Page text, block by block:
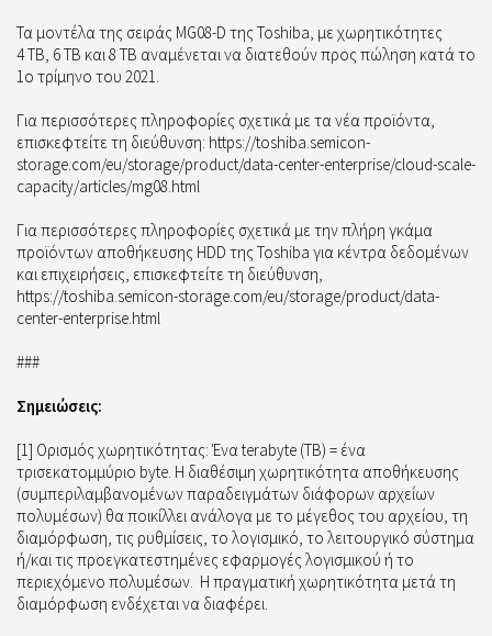
Τα μοντέλα της σειράς MG08-D της Toshiba, με χωρητικότητες
4 TB, 6 TB και 8 TB αναμένεται να διατεθούν προς πώληση κατά το
1ο τρίμηνο του 2021.
Για περισσότερες πληροφορίες σχετικά με τα νέα προϊόντα,
επισκεφτείτε τη διεύθυνση: https://toshiba.semicon-
storage.com/eu/storage/product/data-center-enterprise/cloud-scale-
capacity/articles/mg08.html
Για περισσότερες πληροφορίες σχετικά με την πλήρη γκάμα
προϊόντων αποθήκευσης HDD της Toshiba για κέντρα δεδομένων
και επιχειρήσεις, επισκεφτείτε τη διεύθυνση,
https://toshiba.semicon-storage.com/eu/storage/product/data-
center-enterprise.html
###
Σημειώσεις:
[1] Ορισμός χωρητικότητας: Ένα terabyte (TB) = ένα
τρισεκατομμύριο byte. Η διαθέσιμη χωρητικότητα αποθήκευσης
(συμπεριλαμβανομένων παραδειγμάτων διάφορων αρχείων
πολυμέσων) θα ποικίλλει ανάλογα με το μέγεθος του αρχείου, τη
διαμόρφωση, τις ρυθμίσεις, το λογισμικό, το λειτουργικό σύστημα
ή/και τις προεγκατεστημένες εφαρμογές λογισμικού ή το
περιεχόμενο πολυμέσων. Η πραγματική χωρητικότητα μετά τη
διαμόρφωση ενδέχεται να διαφέρει.